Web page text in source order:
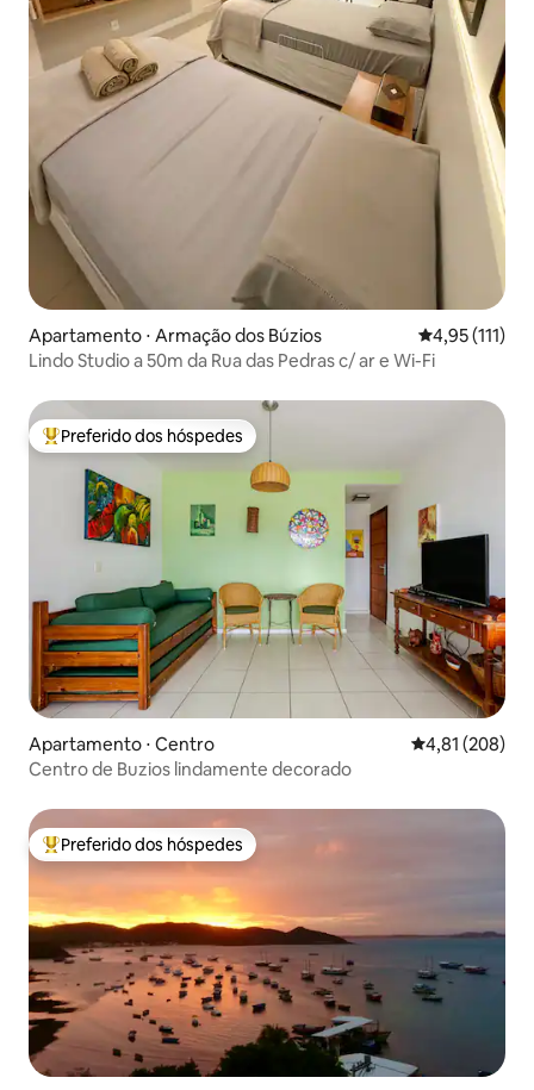
Apartamento ⋅ Armação dos Búzios 4,95 de uma
4,95 (111)
Lindo Studio a 50m da Rua das Pedras c/ ar e Wi-Fi
Entre os melhores preferidos dos hóspedes
Preferido dos hóspedes
Apartamento ⋅ Centro 4,81 de uma
4,81 (208)
Centro de Buzios lindamente decorado
Entre os melhores preferidos dos hóspedes
Preferido dos hóspedes